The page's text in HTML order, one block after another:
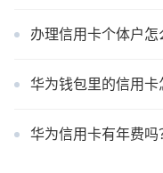
办理信用卡个体户怎
华为钱包里的信用卡
华为信用卡有年费吗